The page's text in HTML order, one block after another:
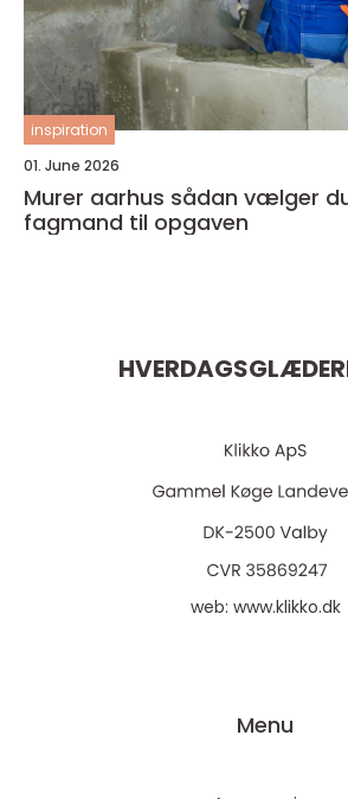
inspiration
01. June 2026
Murer aarhus sådan vælger du den rette
fagmand til opgaven
web: www.klikko.dk
Menu